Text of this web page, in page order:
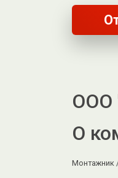
ООО
О
Монтажник